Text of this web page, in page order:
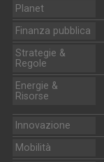
Planet
Finanza pubblica
Strategie &
Regole
Energie &
Risorse
Innovazione
Mobilità